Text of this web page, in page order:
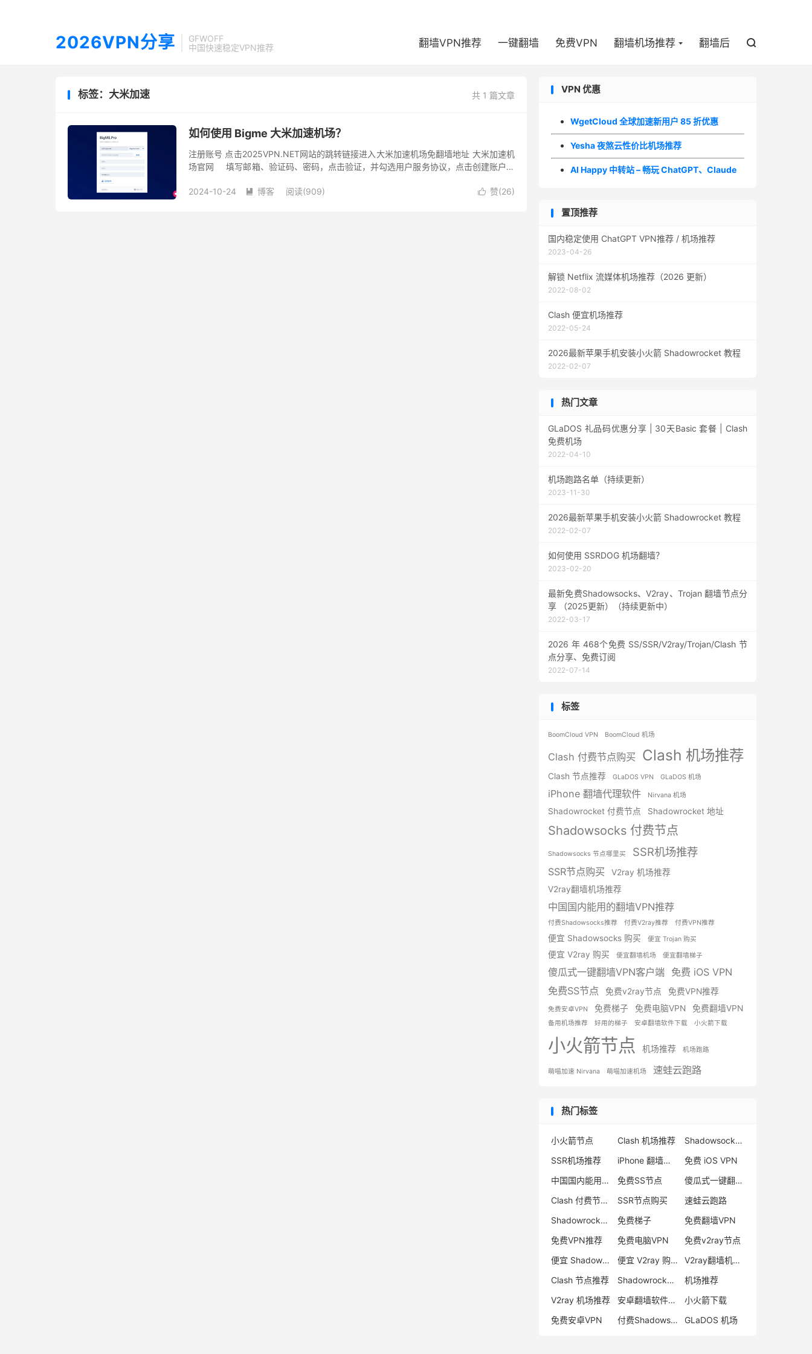
2026VPN分享
GFWOFF
中国快速稳定VPN推荐
翻墙VPN推荐 一键翻墙 免费VPN 翻墙机场推荐 翻墙后 
共 1 篇文章
标签：大米加速
如何使用 Bigme 大米加速机场？
注册账号 点击2025VPN.NET网站的跳转链接进入大米加速机场免翻墙地址 大米加速机
场官网 填写邮箱、验证码、密码，点击验证，并勾选用户服务协议，点击创建账户即
 赞(26)
2024-10-24  博客 阅读(909)
VPN 优惠
WgetCloud 全球加速新用户 85 折优惠
Yesha 夜煞云性价比机场推荐
AI Happy 中转站 – 畅玩 ChatGPT、Claude
置顶推荐
国内稳定使用 ChatGPT VPN推荐 / 机场推荐
2023-04-26
解锁 Netflix 流媒体机场推荐（2026 更新）
2022-08-02
Clash 便宜机场推荐
2022-05-24
2026最新苹果手机安装小火箭 Shadowrocket 教程
2022-02-07
热门文章
GLaDOS 礼品码优惠分享 | 30天Basic 套餐 | Clash
免费机场
2022-04-10
机场跑路名单（持续更新）
2023-11-30
2026最新苹果手机安装小火箭 Shadowrocket 教程
2022-02-07
如何使用 SSRDOG 机场翻墙？
2023-02-20
最新免费Shadowsocks、V2ray、Trojan 翻墙节点分
享 （2025更新）（持续更新中）
2022-03-17
2026 年 468个免费 SS/SSR/V2ray/Trojan/Clash 节
点分享、免费订阅
2022-07-14
标签
BoomCloud VPN BoomCloud 机场
Clash 付费节点购买 Clash 机场推荐
Clash 节点推荐 GLaDOS VPN GLaDOS 机场
iPhone 翻墙代理软件 Nirvana 机场
Shadowrocket 付费节点 Shadowrocket 地址
Shadowsocks 付费节点
Shadowsocks 节点哪里买 SSR机场推荐
SSR节点购买
V2ray 机场推荐
V2ray翻墙机场推荐
中国国内能用的翻墙VPN推荐
付费Shadowsocks推荐 付费V2ray推荐 付费VPN推荐
便宜 Shadowsocks 购买 便宜 Trojan 购买
便宜 V2ray 购买 便宜翻墙机场 便宜翻墙梯子
傻瓜式一键翻墙VPN客户端 免费 iOS VPN
免费SS节点
免费v2ray节点 免费VPN推荐
免费安卓VPN 免费梯子 免费电脑VPN 免费翻墙VPN
备用机场推荐 好用的梯子 安卓翻墙软件下载 小火箭下载
小火箭节点 机场推荐 机场跑路
萌喵加速 Nirvana 萌喵加速机场 速蛙云跑路
热门标签
小火箭节点 Clash 机场推荐
Shadowsocks 付费节点
SSR机场推荐
iPhone 翻墙代理软件
免费 iOS VPN
中国国内能用的翻墙VPN推荐
免费SS节点
傻瓜式一键翻墙VPN客户端
Clash 付费节点购买
SSR节点购买
速蛙云跑路
Shadowrocket 地址
免费梯子
免费翻墙VPN
免费VPN推荐
免费电脑VPN
免费v2ray节点
便宜 Shadowsocks 购买
便宜 V2ray 购买
V2ray翻墙机场推荐
Clash 节点推荐
Shadowrocket 付费节点
机场推荐
V2ray 机场推荐
安卓翻墙软件下载
小火箭下载
免费安卓VPN
付费Shadowsocks推荐 GLaDOS 机场